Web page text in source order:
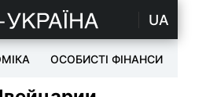
UA
ОСОБИСТІ ФІНАНСИ